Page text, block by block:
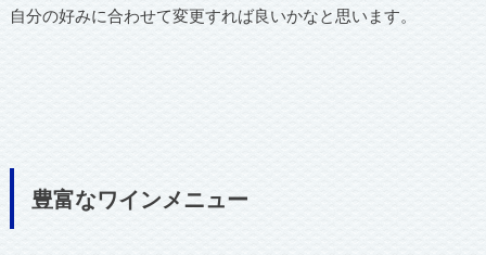
自分の好みに合わせて変更すれば良いかなと思います。
豊富なワインメニュー